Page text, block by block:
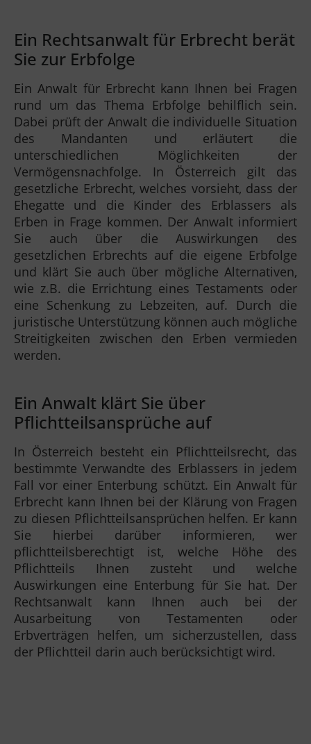
Ein Rechtsanwalt für Erbrecht berät
Sie zur Erbfolge
Ein Anwalt für Erbrecht kann Ihnen bei Fragen
rund um das Thema Erbfolge behilflich sein.
Dabei prüft der Anwalt die individuelle Situation
des Mandanten und erläutert die
unterschiedlichen Möglichkeiten der
Vermögensnachfolge. In Österreich gilt das
gesetzliche Erbrecht, welches vorsieht, dass der
Ehegatte und die Kinder des Erblassers als
Erben in Frage kommen. Der Anwalt informiert
Sie auch über die Auswirkungen des
gesetzlichen Erbrechts auf die eigene Erbfolge
und klärt Sie auch über mögliche Alternativen,
wie z.B. die Errichtung eines Testaments oder
eine Schenkung zu Lebzeiten, auf. Durch die
juristische Unterstützung können auch mögliche
Streitigkeiten zwischen den Erben vermieden
werden.
Ein Anwalt klärt Sie über
Pflichtteilsansprüche auf
In Österreich besteht ein Pflichtteilsrecht, das
bestimmte Verwandte des Erblassers in jedem
Fall vor einer Enterbung schützt. Ein Anwalt für
Erbrecht kann Ihnen bei der Klärung von Fragen
zu diesen Pflichtteilsansprüchen helfen. Er kann
Sie hierbei darüber informieren, wer
pflichtteilsberechtigt ist, welche Höhe des
Pflichtteils Ihnen zusteht und welche
Auswirkungen eine Enterbung für Sie hat. Der
Rechtsanwalt kann Ihnen auch bei der
Ausarbeitung von Testamenten oder
Erbverträgen helfen, um sicherzustellen, dass
der Pflichtteil darin auch berücksichtigt wird.